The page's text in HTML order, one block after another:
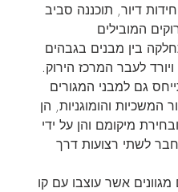
המגורים לכ- 400 יחידות דיור, תוכננה סביב
המובילים
בין מבנים בגבהים
לעבר המרכז הירוק.
גם למבני המגורים
המשכיות והומוגניות, הן
מיקומם והן על ידי
לשתי רצועות דרך
מגוונים אשר עוצבו עם קו